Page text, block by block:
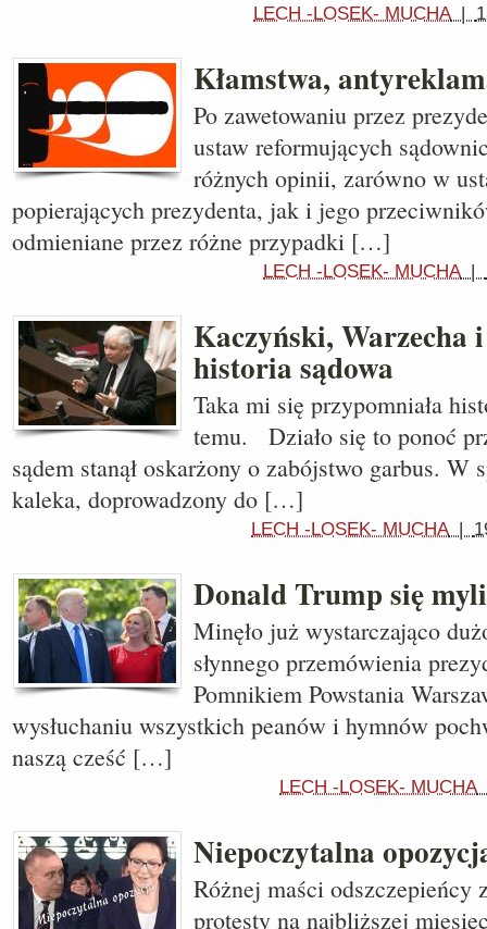
LECH -LOSEK- MUCHA|
Kłamstwa,
Po zawetowaniu przez
ustaw reformujących
różnych opinii, zarówno w
popierających prezydenta, jak i jego
odmieniane przez różne przypadki […]
LECH -LOSEK- MUCHA|
Kaczyński, Warzecha
historia sądowa
Taka mi się przypomniała
temu. Działo się to ponoć
sądem stanął oskarżony o zabójstwo garbus. W
kaleka, doprowadzony do […]
LECH -LOSEK- MUCHA|
Donald Trump się
Minęło już wystarczająco
słynnego przemówienia
Pomnikiem Powstania
wysłuchaniu wszystkich peanów i hymnów
naszą cześć […]
LECH -LOSEK- MUCHA
Niepoczytalna
Różnej maści odszczepieńcy
protesty na najbliższej